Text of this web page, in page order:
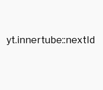
yt.innertube::nextId